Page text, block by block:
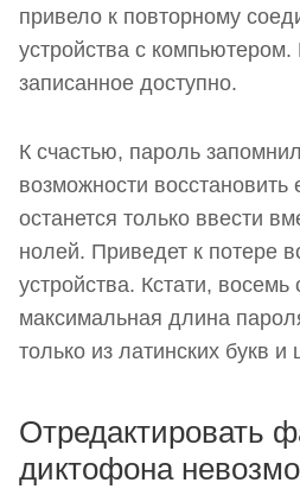
привело к повторному
устройства с
записанное доступно.
К счастью, пароль
возможности
останется только ввести
нолей. Приведет к потере
устройства. Кстати,
максимальная длина
только из латинских букв и
Отредактировать
диктофона